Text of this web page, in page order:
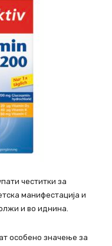
честитки за
манифестација и
и во иднина.
особено значење за